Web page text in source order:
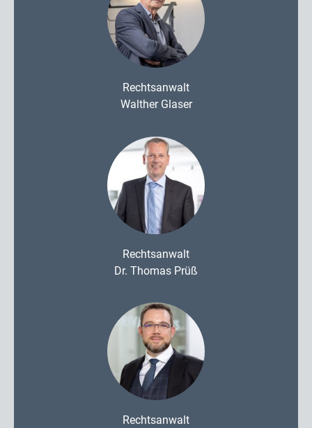
Rechtsanwalt
Walther Glaser
Rechtsanwalt
Dr. Thomas Prüß
Rechtsanwalt